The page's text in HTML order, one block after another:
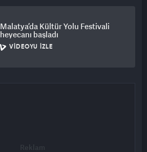
Malatya’da Kültür Yolu Festivali
heyecanı başladı
VIDEOYU İZLE